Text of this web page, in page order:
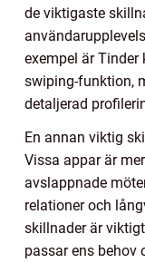
de viktigaste
exempel är
swiping-funktion,
detaljerad
En annan viktig
Vissa appar är
avslappnade
relationer och
skillnader är
passar ens behov